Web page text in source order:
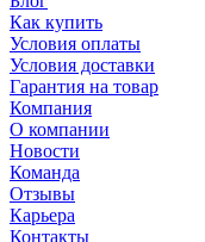
Как купить
Условия оплаты
Условия доставки
Гарантия на товар
Компания
О компании
Новости
Команда
Отзывы
Карьера
Контакты